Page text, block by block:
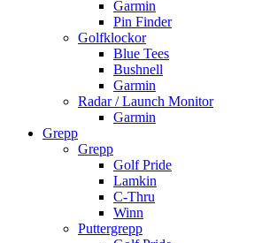
Garmin
Pin Finder
Golfklockor
Blue Tees
Bushnell
Garmin
Radar / Launch Monitor
Garmin
Grepp
Grepp
Golf Pride
Lamkin
C-Thru
Winn
Puttergrepp